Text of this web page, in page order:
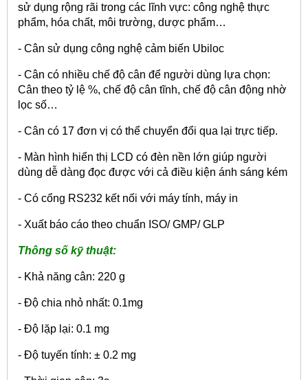
sử dụng rộng rãi trong các lĩnh vực: công nghệ thực
phẩm, hóa chất, môi trường, dược phẩm…
- Cân sử dụng công nghệ cảm biến Ubiloc
- Cân có nhiều chế độ cân để người dùng lựa chọn:
Cân theo tỷ lệ %, chế độ cân tĩnh, chế độ cân động nhờ
lọc số…
- Cân có 17 đơn vị có thể chuyển đổi qua lại trực tiếp.
- Màn hình hiển thị LCD có đèn nền lớn giúp người
dùng dễ dàng đọc được với cả điều kiện ánh sáng kém
- Có cổng RS232 kết nối với máy tính, máy in
- Xuất báo cáo theo chuẩn ISO/ GMP/ GLP
Thông số kỹ thuật:
- Khả năng cân: 220 g
- Độ chia nhỏ nhất: 0.1mg
- Độ lặp lại: 0.1 mg
- Độ tuyến tính: ± 0.2 mg